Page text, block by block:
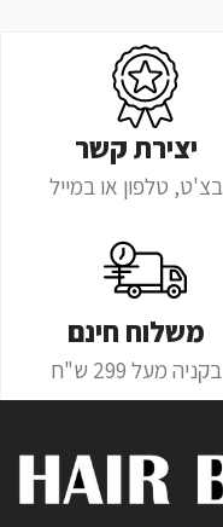
יצירת קשר
בצ'ט, טלפון או במייל
משלוח חינם
בקניה מעל 299 ש"ח